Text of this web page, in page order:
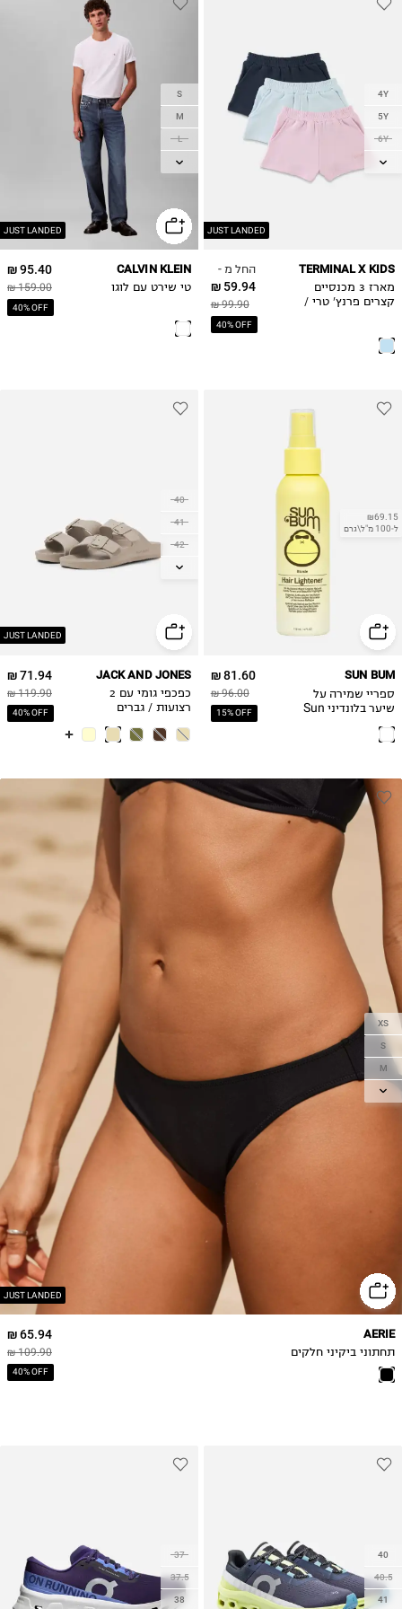
JUST LANDED
4Y
5Y
6Y
7Y
13-14Y
החל מ -
59.94 ₪
99.90 ₪
40% OFF
TERMINAL X KIDS
מארז 3 מכנסיים
קצרים פרנץ' טרי /
JUST LANDED
S
M
L
XL
95.40 ₪
159.00 ₪
40% OFF
CALVIN KLEIN
טי שירט עם לוגו
₪69.15
ל-100 מ"ל\גרם
81.60 ₪
96.00 ₪
15% OFF
SUN BUM
ספריי שמירה על
שיער בלונדיני Sun
Lightener 118 mL /
JUST LANDED
40
41
42
43
46
71.94 ₪
119.90 ₪
40% OFF
JACK AND JONES
כפכפי גומי עם 2
רצועות / גברים
JUST LANDED
XS
S
M
L
65.94 ₪
109.90 ₪
40% OFF
AERIE
תחתוני ביקיני חלקים
40
40.5
41
37
37.5
38